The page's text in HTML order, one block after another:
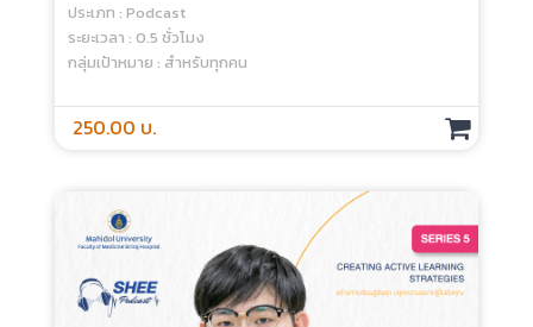
ประเภท : Podcast
ระยะเวลา : 0.5 ชั่วโมง
กลุ่มเป้าหมาย : สำหรับทุกคน
250.00 บ.